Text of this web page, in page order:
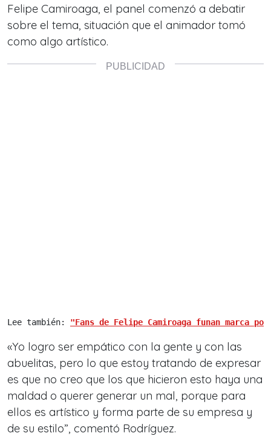
Felipe Camiroaga, el panel comenzó a debatir
sobre el tema, situación que el animador tomó
como algo artístico.
Lee también: "Fans de Felipe Camiroaga funan marca
«Yo logro ser empático con la gente y con las
abuelitas, pero lo que estoy tratando de expresar
es que no creo que los que hicieron esto haya una
maldad o querer generar un mal, porque para
ellos es artístico y forma parte de su empresa y
de su estilo”, comentó Rodríguez.